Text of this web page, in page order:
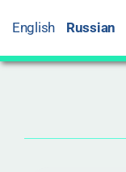
English Russian